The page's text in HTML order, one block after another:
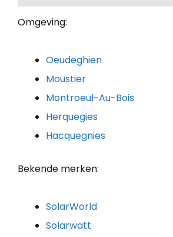
Omgeving:
Oeudeghien
Moustier
Montroeul-Au-Bois
Herquegies
Hacquegnies
Bekende merken:
SolarWorld
Solarwatt